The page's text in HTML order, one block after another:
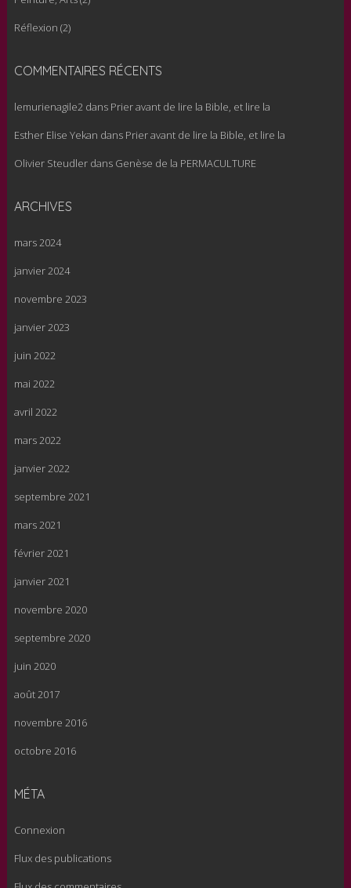
Réflexion (2)
COMMENTAIRES RÉCENTS
lemurienagile2dans Prier avant de lire la Bible, et lire la
Esther Elise Yekan dans Prier avant de lire la Bible, et lire la
Olivier Steudlerdans Genèse de la PERMACULTURE
ARCHIVES
mars 2024
janvier 2024
novembre 2023
janvier 2023
juin 2022
mai 2022
avril 2022
mars 2022
janvier 2022
septembre 2021
mars 2021
février 2021
janvier 2021
novembre 2020
septembre 2020
juin 2020
août 2017
novembre 2016
octobre 2016
MÉTA
Connexion
Flux des publications